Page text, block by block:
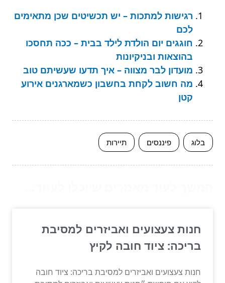
רגישות למתכות – יש תכשיטים שכן מתאימים
לכם
חוגגים יום הולדת לילד בבית – ככה תחסכו
בהוצאות ובניקיונות
מועדון לבר מצווה – איך תדעו שעשיתם טוב
מה חשוב לקחת בחשבון כשמארגנים אירוע
קטן
בלוג פיננסים תיירות
חנות צעצועים ואביזרים למסיבת
בריכה: ציוד חובה לקיץ
חנות צעצועים ואביזרים למסיבת בריכה: ציוד חובה